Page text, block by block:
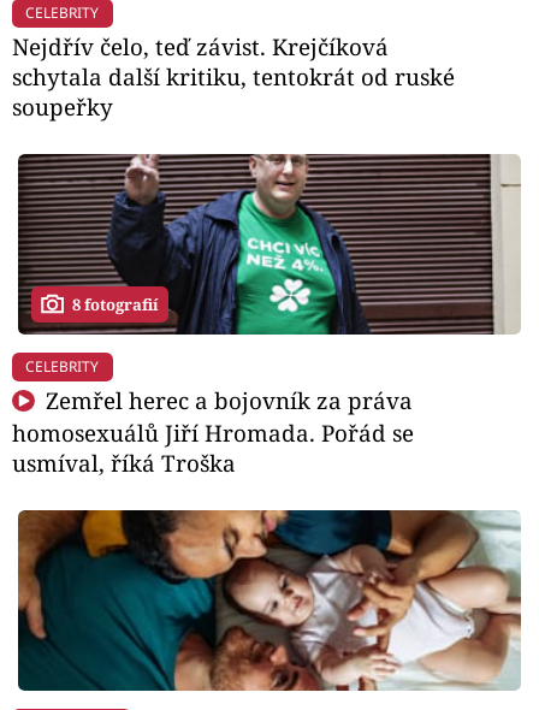
CELEBRITY
Nejdřív čelo, teď závist. Krejčíková
schytala další kritiku, tentokrát od ruské
soupeřky
8 fotografií
CELEBRITY
Zemřel herec a bojovník za práva
homosexuálů Jiří Hromada. Pořád se
usmíval, říká Troška